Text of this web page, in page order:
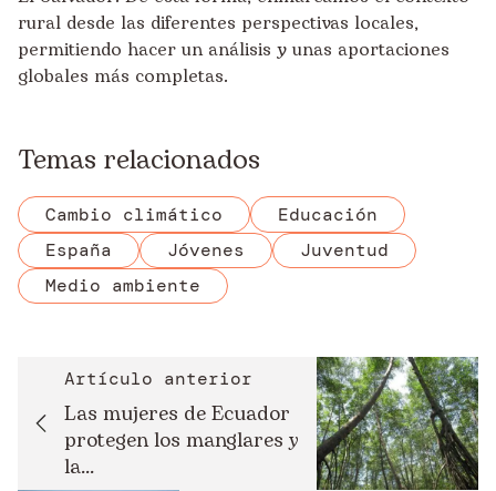
rural desde las diferentes perspectivas locales,
permitiendo hacer un análisis y unas aportaciones
globales más completas.
Temas relacionados
Cambio climático
Educación
España
Jóvenes
Juventud
Medio ambiente
Artículo anterior
Las mujeres de Ecuador
protegen los manglares y
la...